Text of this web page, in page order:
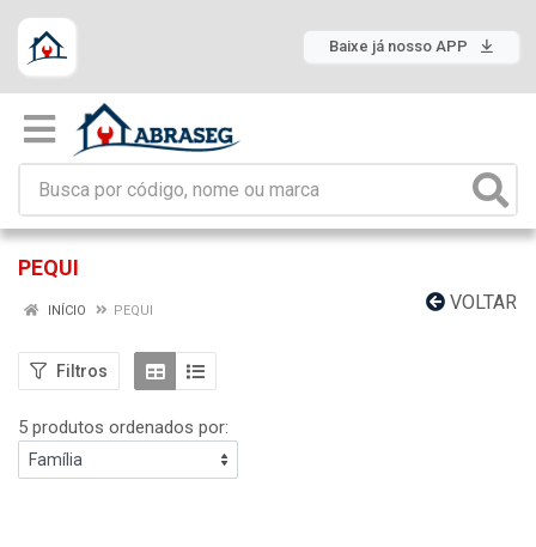
Baixe já nosso APP
PEQUI
VOLTAR
INÍCIO PEQUI
Filtros
5 produtos ordenados por: